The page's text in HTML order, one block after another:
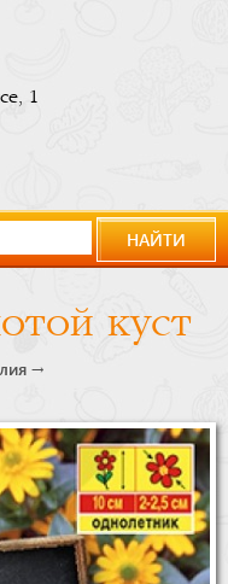
1
НАЙТИ
куст